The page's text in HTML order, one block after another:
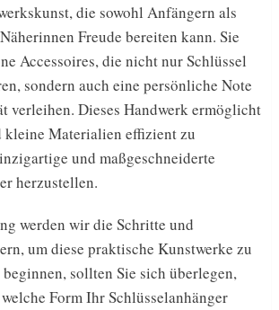
die sowohl Anfängern als
Freude bereiten kann. Sie
Accessoires, die nicht nur Schlüssel
sondern auch eine persönliche Note
verleihen. Dieses Handwerk ermöglicht
kleine Materialien effizient zu
und maßgeschneiderte
herzustellen.
werden wir die Schritte und
um diese praktische Kunstwerke zu
sollten Sie sich überlegen,
Form Ihr Schlüsselanhänger